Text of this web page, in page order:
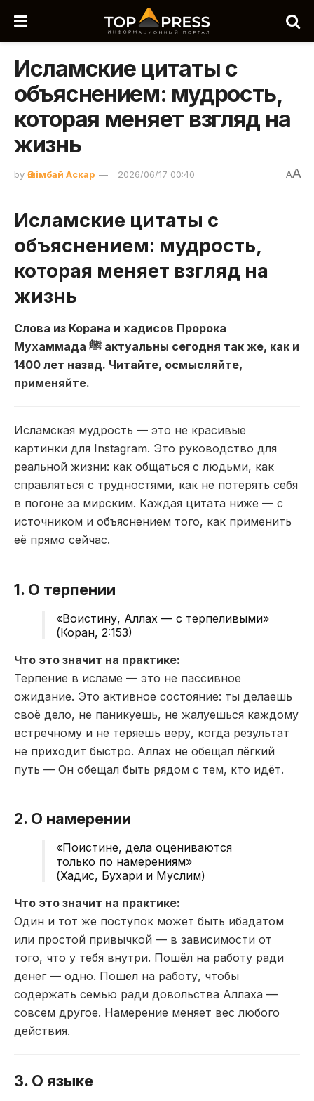
Исламские цитаты с
объяснением: мудрость,
которая меняет взгляд на
жизнь
by Әшімбай Аскар 2026/06/17 00:40 AA
Исламские цитаты с
объяснением: мудрость,
которая меняет взгляд на
жизнь
Слова из Корана и хадисов Пророка
Мухаммада ﷺ актуальны сегодня так же, как и
1400 лет назад. Читайте, осмысляйте,
применяйте.
Исламская мудрость — это не красивые
картинки для Instagram. Это руководство для
реальной жизни: как общаться с людьми, как
справляться с трудностями, как не потерять себя
в погоне за мирским. Каждая цитата ниже — с
источником и объяснением того, как применить
её прямо сейчас.
1. О терпении
«Воистину, Аллах — с терпеливыми»
(Коран, 2:153)
Что это значит на практике:
Терпение в исламе — это не пассивное
ожидание. Это активное состояние: ты делаешь
своё дело, не паникуешь, не жалуешься каждому
встречному и не теряешь веру, когда результат
не приходит быстро. Аллах не обещал лёгкий
путь — Он обещал быть рядом с тем, кто идёт.
2. О намерении
«Поистине, дела оцениваются
только по намерениям»
(Хадис, Бухари и Муслим)
Что это значит на практике:
Один и тот же поступок может быть ибадатом
или простой привычкой — в зависимости от
того, что у тебя внутри. Пошёл на работу ради
денег — одно. Пошёл на работу, чтобы
содержать семью ради довольства Аллаха —
совсем другое. Намерение меняет вес любого
действия.
3. О языке